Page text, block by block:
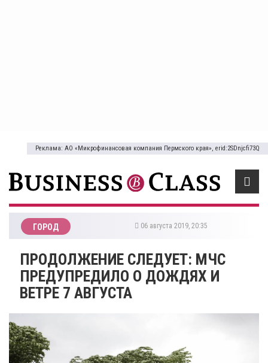
Реклама: АО «Микрофинансовая компания Пермского края», erid:2SDnjcfi73Q
ГОРОД 06 августа 2019, 20:35
ПРОДОЛЖЕНИЕ СЛЕДУЕТ: МЧС
ПРЕДУПРЕДИЛО О ДОЖДЯХ И
ВЕТРЕ 7 АВГУСТА